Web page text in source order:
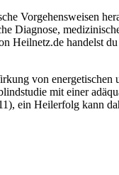
Vorgehensweisen
Diagnose,
handelst
von
mit einer
ein Heilerfolg kann